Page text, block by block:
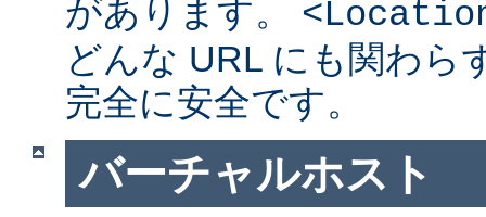
があります。
どんな URL にも関わら
完全に安全です。
バーチャルホスト